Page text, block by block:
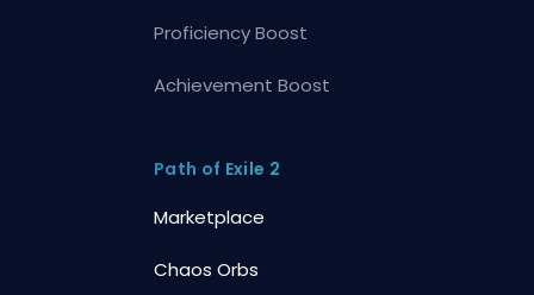
Proficiency Boost
Achievement Boost
Path of Exile 2
Marketplace
Chaos Orbs